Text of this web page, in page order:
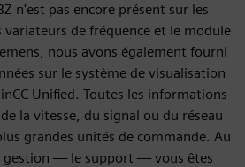
n'est pas encore présent sur les
variateurs de fréquence et le module
nous avons également fourni
sur le système de visualisation
Unified. Toutes les informations
la vitesse, du signal ou du réseau
grandes unités de commande. Au
gestion — le support — vous êtes